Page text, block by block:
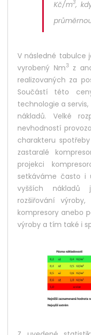
Kč/m3,
V následné tabulce
vyrobený Nm3 z
realizovaných za
Součástí této
technologie a servis,
nákladů. Velké
nevhodností
charakteru
zastaralé
projekci
setkáváme často i
vyšších nákladů
rozšiřování
kompresory anebo
výroby a tím také i